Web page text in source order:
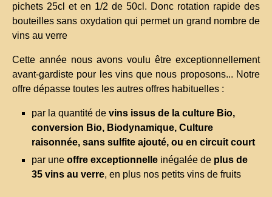
pichets 25cl et en 1/2 de 50cl. Donc rotation rapide des
bouteilles sans oxydation qui permet un grand nombre de
vins au verre
Cette année nous avons voulu être exceptionnellement
avant-gardiste pour les vins que nous proposons... Notre
offre dépasse toutes les autres offres habituelles :
par la quantité de vins issus de la culture Bio,
conversion Bio, Biodynamique, Culture
raisonnée, sans sulfite ajouté, ou en circuit court
par une offre exceptionnelle inégalée de plus de
35 vins au verre, en plus nos petits vins de fruits